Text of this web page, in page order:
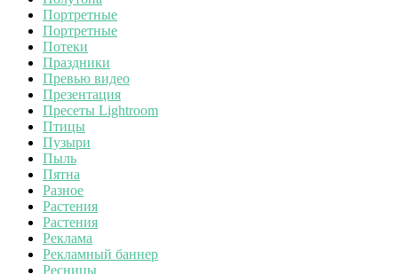
Портретные
Портретные
Потеки
Праздники
Превью видео
Презентация
Пресеты Lightroom
Птицы
Пузыри
Пыль
Пятна
Разное
Растения
Растения
Реклама
Рекламный баннер
Ресницы